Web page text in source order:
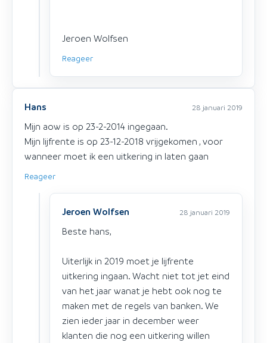
Jeroen Wolfsen
Reageer
Hans 28 januari 2019
Mijn aow is op 23-2-2014 ingegaan.
Mijn lijfrente is op 23-12-2018 vrijgekomen , voor
wanneer moet ik een uitkering in laten gaan
Reageer
Jeroen Wolfsen 28 januari 2019
Beste hans,
Uiterlijk in 2019 moet je lijfrente
uitkering ingaan. Wacht niet tot jet eind
van het jaar wanat je hebt ook nog te
maken met de regels van banken. We
zien ieder jaar in december weer
klanten die nog een uitkering willen